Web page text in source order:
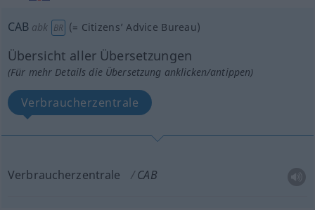
CABabk BR (= Citizens’ Advice Bureau)
Übersicht aller Übersetzungen
(Für mehr Details die Übersetzung anklicken/antippen)
Verbraucherzentrale
Verbraucherzentrale CAB